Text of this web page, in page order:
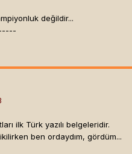
değildir...
ilk Türk yazılı belgeleridir.
ben ordaydım, gördüm...